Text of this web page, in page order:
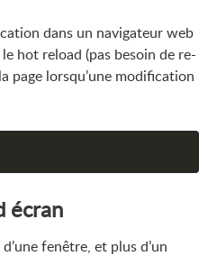
dans un navigateur web
hot reload (pas besoin de re-
page lorsqu’une modification
écran
fenêtre, et plus d’un